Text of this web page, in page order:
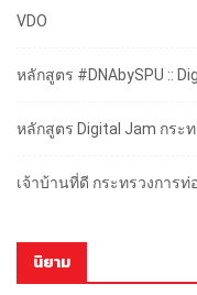
VDO
หลักสูตร #DNAbySPU ::
หลักสูตร Digital Jam กระ
เจ้าบ้านที่ดี กระทรวงการท่
นิยาม